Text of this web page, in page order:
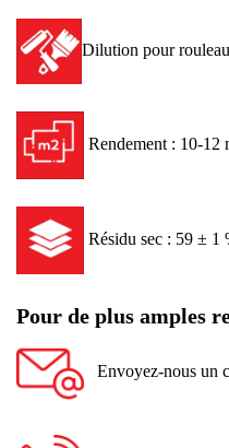
Dilution pour
Rendement : 10-12
Résidu sec : 59 ± 1
Pour de plus amples
Envoyez-nous un